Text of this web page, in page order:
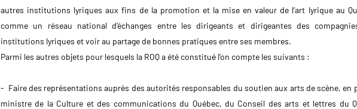
autres institutions lyriques aux fins de la promotion et la mise en valeur de l’art lyrique au
comme un réseau national d’échanges entre les dirigeants et dirigeantes des
institutions lyriques et voir au partage de bonnes pratiques entre ses membres.
Parmi les autres objets pour lesquels la ROQ a été constitué l’on compte les suivants :
- Faire des représentations auprès des autorités responsables du soutien aux arts de scène, en
ministre de la Culture et des communications du Québec, du Conseil des arts et lettres du